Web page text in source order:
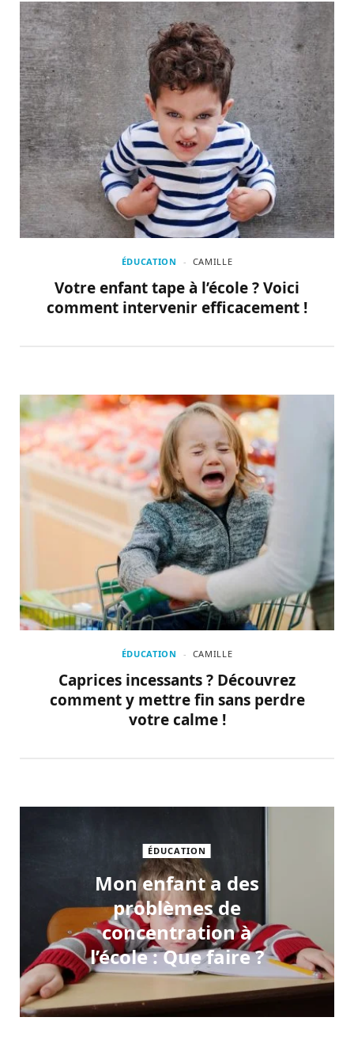
ÉDUCATION CAMILLE
Votre enfant tape à l’école ? Voici
comment intervenir efficacement !
ÉDUCATION CAMILLE
Caprices incessants ? Découvrez
comment y mettre fin sans perdre
votre calme !
ÉDUCATION
Mon enfant a des
problèmes de
concentration à
l’école : Que faire ?